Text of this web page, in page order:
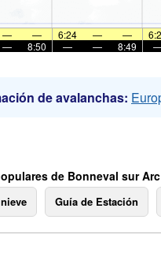
— — 6:24 — —
—
8:50 — — 8:49
de avalanchas:
de Bonneval sur Arc
Guía de Estación